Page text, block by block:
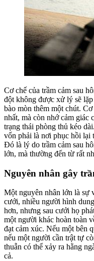
Cơ chế của trầm cảm sau
đột không được xử lý sẽ
bào mòn thêm một chút.
nhất, mà còn nhớ cảm giác
trạng thái phòng thủ kéo
vốn phải là nơi phục hồi lại
Đó là lý do trầm cảm sau
lớn, mà thường đến từ rất
Nguyên nhân gây
Một nguyên nhân lớn là sự
cưới, nhiều người hình
hơn, nhưng sau cưới họ
một người khác hoàn toàn
đạt cảm xúc. Nếu một bên
nếu một người cần trật tự
thuẫn có thể xảy ra hằng
cả.